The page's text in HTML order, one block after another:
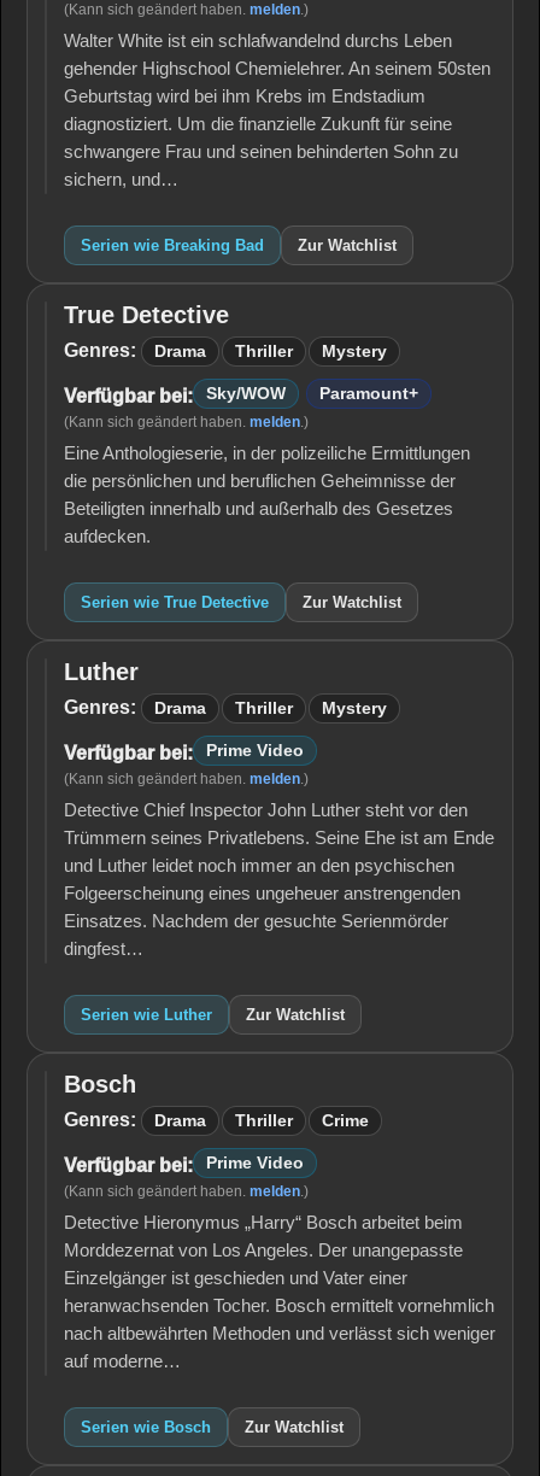
(Kann sich geändert haben. melden.)
Walter White ist ein schlafwandelnd durchs Leben
gehender Highschool Chemielehrer. An seinem 50sten
Geburtstag wird bei ihm Krebs im Endstadium
diagnostiziert. Um die finanzielle Zukunft für seine
schwangere Frau und seinen behinderten Sohn zu
sichern, und…
Serien wie Breaking Bad Zur Watchlist
True
Detective
True Detective
Genres: Drama Thriller Mystery
Verfügbar bei: Sky/WOW Paramount+
(Kann sich geändert haben. melden.)
Eine Anthologieserie, in der polizeiliche Ermittlungen
die persönlichen und beruflichen Geheimnisse der
Beteiligten innerhalb und außerhalb des Gesetzes
aufdecken.
Serien wie True Detective Zur Watchlist
Luther
Luther
Genres: Drama Thriller Mystery
Verfügbar bei: Prime Video
(Kann sich geändert haben. melden.)
Detective Chief Inspector John Luther steht vor den
Trümmern seines Privatlebens. Seine Ehe ist am Ende
und Luther leidet noch immer an den psychischen
Folgeerscheinung eines ungeheuer anstrengenden
Einsatzes. Nachdem der gesuchte Serienmörder
dingfest…
Serien wie Luther Zur Watchlist
Bosch
Bosch
Genres: Drama Thriller Crime
Verfügbar bei: Prime Video
(Kann sich geändert haben. melden.)
Detective Hieronymus „Harry“ Bosch arbeitet beim
Morddezernat von Los Angeles. Der unangepasste
Einzelgänger ist geschieden und Vater einer
heranwachsenden Tocher. Bosch ermittelt vornehmlich
nach altbewährten Methoden und verlässt sich weniger
auf moderne…
Serien wie Bosch Zur Watchlist